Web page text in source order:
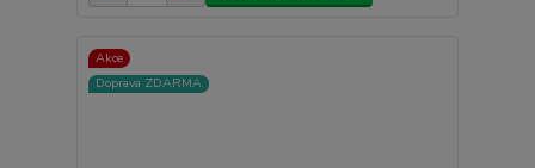
Akce
Doprava ZDARMA